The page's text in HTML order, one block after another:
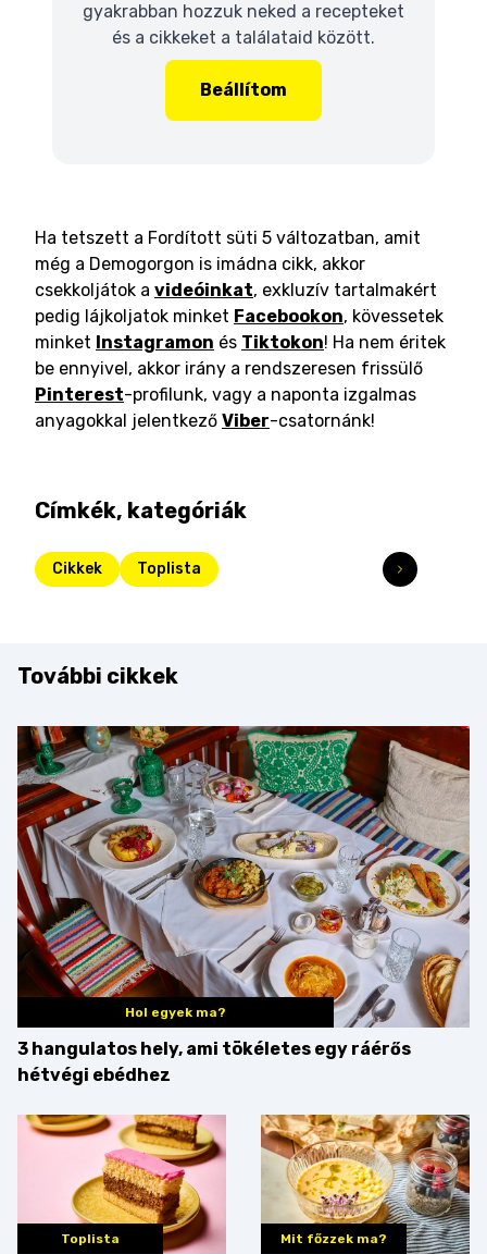
gyakrabban hozzuk neked a recepteket
és a cikkeket a találataid között.
Beállítom
Ha tetszett a Fordított süti 5 változatban, amit
még a Demogorgon is imádna cikk, akkor
csekkoljátok a videóinkat, exkluzív tartalmakért
pedig lájkoljatok minket Facebookon, kövessetek
minket Instagramon és Tiktokon! Ha nem éritek
be ennyivel, akkor irány a rendszeresen frissülő
Pinterest-profilunk, vagy a naponta izgalmas
anyagokkal jelentkező Viber-csatornánk!
Címkék, kategóriák
Cikkek Toplista
További cikkek
Hol egyek ma?
3 hangulatos hely, ami tökéletes egy ráérős
hétvégi ebédhez
Toplista Mit főzzek ma?